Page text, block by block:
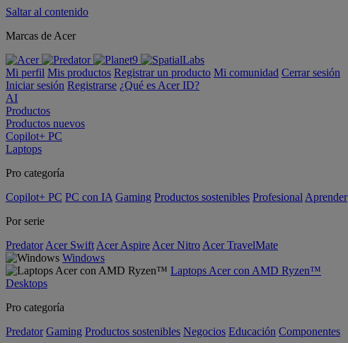
Saltar al contenido
Marcas de Acer
Mi perfil Mis productos Registrar un producto Mi comunidad Cerrar sesión
Iniciar sesión Registrarse ¿Qué es Acer ID?
AI
Productos
Productos nuevos
Copilot+ PC
Laptops
Pro categoría
Copilot+ PC PC con IA Gaming Productos sostenibles Profesional Aprender
Por serie
Predator Acer Swift Acer Aspire Acer Nitro Acer TravelMate
Windows
Laptops Acer con AMD Ryzen™
Desktops
Pro categoría
Predator Gaming Productos sostenibles Negocios Educación Componentes